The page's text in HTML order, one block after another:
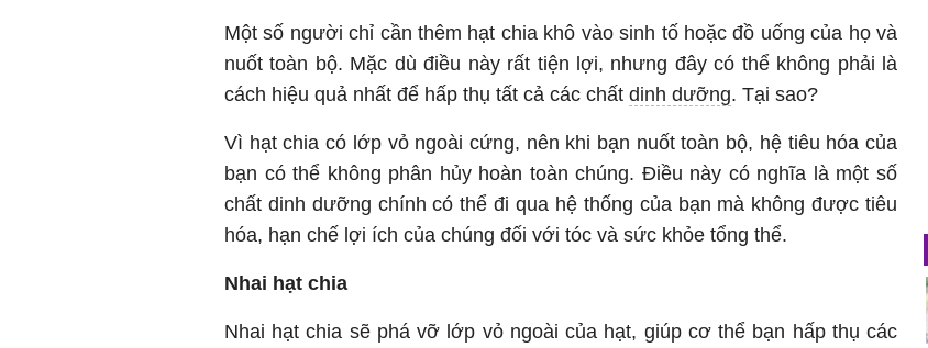
Một số người chỉ cần thêm hạt chia khô vào sinh tố hoặc đồ uống của họ và
nuốt toàn bộ. Mặc dù điều này rất tiện lợi, nhưng đây có thể không phải là
cách hiệu quả nhất để hấp thụ tất cả các chất dinh dưỡng. Tại sao?
Vì hạt chia có lớp vỏ ngoài cứng, nên khi bạn nuốt toàn bộ, hệ tiêu hóa của
bạn có thể không phân hủy hoàn toàn chúng. Điều này có nghĩa là một số
chất dinh dưỡng chính có thể đi qua hệ thống của bạn mà không được tiêu
hóa, hạn chế lợi ích của chúng đối với tóc và sức khỏe tổng thể.
Nhai hạt chia
Nhai hạt chia sẽ phá vỡ lớp vỏ ngoài của hạt, giúp cơ thể bạn hấp thụ các